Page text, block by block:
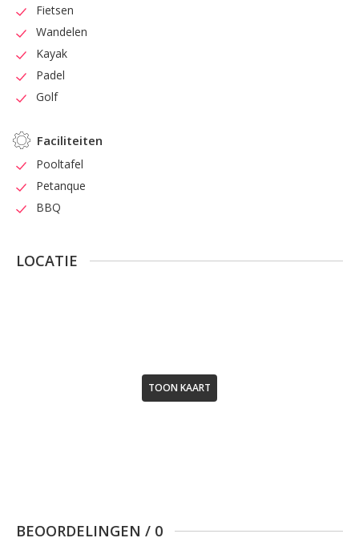
Fietsen
Wandelen
Kayak
Padel
Golf
Faciliteiten
Pooltafel
Petanque
BBQ
LOCATIE
TOON KAART
BEOORDELINGEN / 0